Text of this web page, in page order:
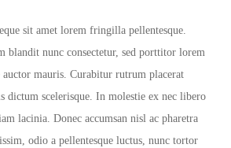
sit amet lorem fringilla pellentesque.
blandit nunc consectetur, sed porttitor lorem
mauris. Curabitur rutrum placerat
dictum scelerisque. In molestie ex nec libero
lacinia. Donec accumsan nisl ac pharetra
odio a pellentesque luctus, nunc tortor